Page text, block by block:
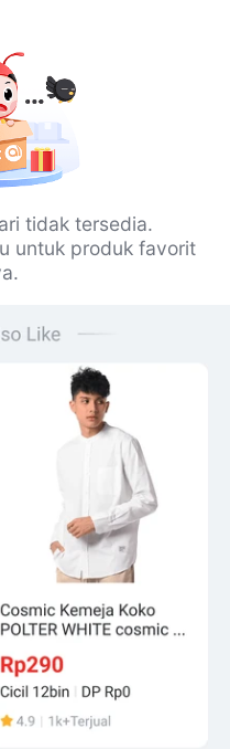
tidak tersedia.
untuk produk favorit